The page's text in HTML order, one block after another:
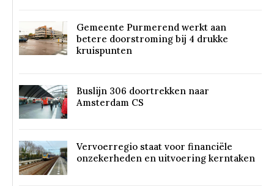
Gemeente Purmerend werkt aan
betere doorstroming bij 4 drukke
kruispunten
Buslijn 306 doortrekken naar
Amsterdam CS
Vervoerregio staat voor financiële
onzekerheden en uitvoering kerntaken